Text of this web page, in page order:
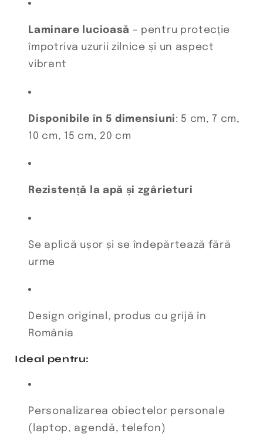
Laminare lucioasă – pentru protecție
împotriva uzurii zilnice și un aspect
vibrant
Disponibile în 5 dimensiuni: 5 cm, 7 cm,
10 cm, 15 cm, 20 cm
Rezistență la apă și zgârieturi
Se aplică ușor și se îndepărtează fără
urme
Design original, produs cu grijă în
România
Ideal pentru:
Personalizarea obiectelor personale
(laptop, agendă, telefon)